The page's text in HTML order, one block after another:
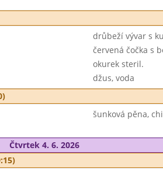
drůbeží vývar s
červená čočka s
okurek steril.
džus, voda
šunková pěna,
Čtvrtek 4. 6. 2026